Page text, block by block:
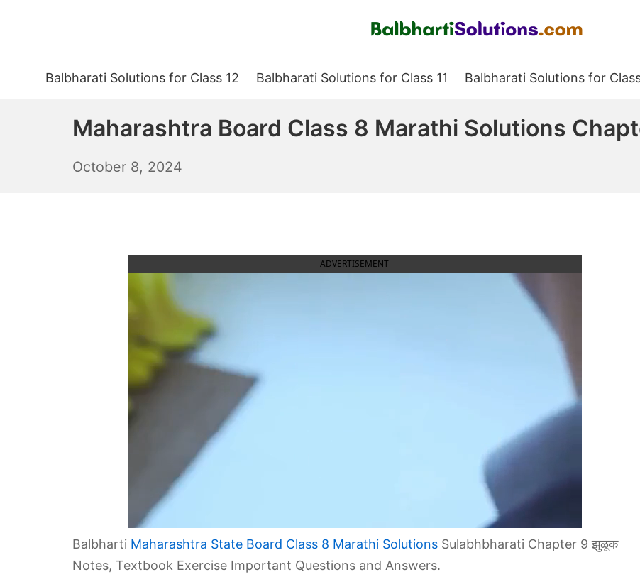
Balbharati Solutions for Class 12 Balbharati Solutions for Class 11 Balbharati Solutions for
Maharashtra Board Class 8 Marathi Solutions
October 8, 2024
ADVERTISEMENT
Balbharti Maharashtra State Board Class 8 Marathi Solutions Sulabhbharati Chapter 9 झुळूक
Notes, Textbook Exercise Important Questions and Answers.